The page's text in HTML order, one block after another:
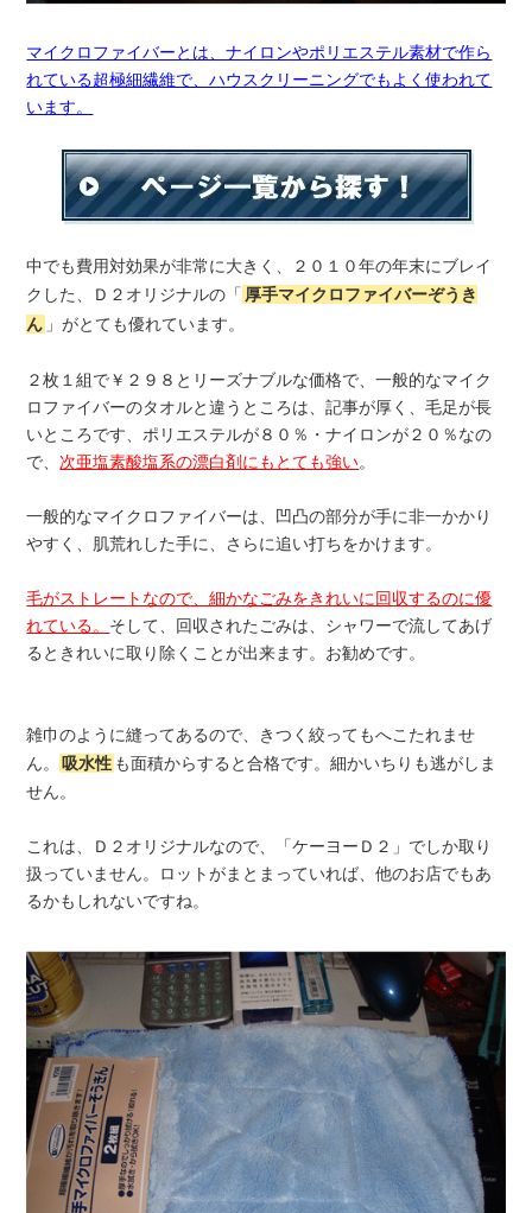
マイクロファイバーとは、ナイロンやポリエステル素材で作ら
れている超極細繊維で、ハウスクリーニングでもよく使われて
います。
中でも費用対効果が非常に大きく、２０１０年の年末にブレイ
クした、Ｄ２オリジナルの「 厚手マイクロファイバーぞうき
ん 」がとても優れています。
２枚１組で￥２９８とリーズナブルな価格で、一般的なマイク
ロファイバーのタオルと違うところは、記事が厚く、毛足が長
いところです、ポリエステルが８０％・ナイロンが２０％なの
で、 次亜塩素酸塩系の漂白剤にもとても強い。
一般的なマイクロファイバーは、凹凸の部分が手に非一かかり
やすく、肌荒れした手に、さらに追い打ちをかけます。
毛がストレートなので、細かなごみをきれいに回収するのに優
れている。 そして、回収されたごみは、シャワーで流してあげ
るときれいに取り除くことが出来ます。お勧めです。
雑巾のように縫ってあるので、きつく絞ってもへこたれませ
ん。
吸水性 も面積からすると合格です。細かいちりも逃がしま
せん。
これは、Ｄ２オリジナルなので、「ケーヨーＤ２」でしか取り
扱っていません。ロットがまとまっていれば、他のお店でもあ
るかもしれないですね。